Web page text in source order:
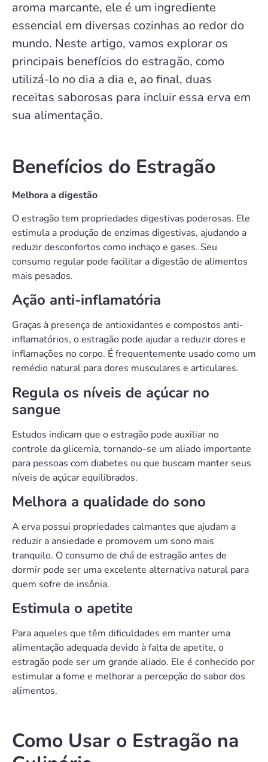
aroma marcante, ele é um ingrediente
essencial em diversas cozinhas ao redor do
mundo. Neste artigo, vamos explorar os
principais benefícios do estragão, como
utilizá-lo no dia a dia e, ao final, duas
receitas saborosas para incluir essa erva em
sua alimentação.
Benefícios do Estragão
Melhora a digestão
O estragão tem propriedades digestivas poderosas. Ele
estimula a produção de enzimas digestivas, ajudando a
reduzir desconfortos como inchaço e gases. Seu
consumo regular pode facilitar a digestão de alimentos
mais pesados.
Ação anti-inflamatória
Graças à presença de antioxidantes e compostos anti-
inflamatórios, o estragão pode ajudar a reduzir dores e
inflamações no corpo. É frequentemente usado como um
remédio natural para dores musculares e articulares.
Regula os níveis de açúcar no
sangue
Estudos indicam que o estragão pode auxiliar no
controle da glicemia, tornando-se um aliado importante
para pessoas com diabetes ou que buscam manter seus
níveis de açúcar equilibrados.
Melhora a qualidade do sono
A erva possui propriedades calmantes que ajudam a
reduzir a ansiedade e promovem um sono mais
tranquilo. O consumo de chá de estragão antes de
dormir pode ser uma excelente alternativa natural para
quem sofre de insônia.
Estimula o apetite
Para aqueles que têm dificuldades em manter uma
alimentação adequada devido à falta de apetite, o
estragão pode ser um grande aliado. Ele é conhecido por
estimular a fome e melhorar a percepção do sabor dos
alimentos.
Como Usar o Estragão na